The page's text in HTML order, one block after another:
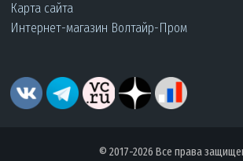
Карта сайта
Интернет-магазин Волтайр-Пром
© 2017-2026 Все права